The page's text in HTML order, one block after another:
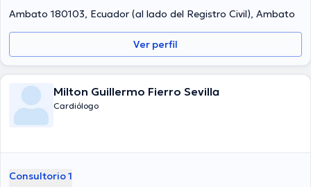
Ambato 180103, Ecuador (al lado del Registro Civil), Ambato
Ver perfil
Milton Guillermo Fierro Sevilla
Cardiólogo
Consultorio 1